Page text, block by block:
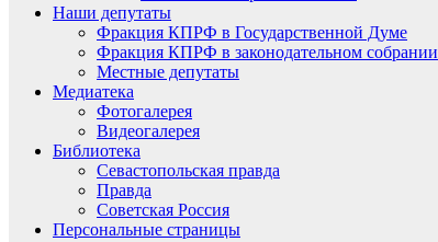
Наши депутаты
Фракция КПРФ в Государственной Думе
Фракция КПРФ в законодательном собрании
Местные депутаты
Медиатека
Фотогалерея
Видеогалерея
Библиотека
Севастопольская правда
Правда
Советская Россия
Персональные страницы